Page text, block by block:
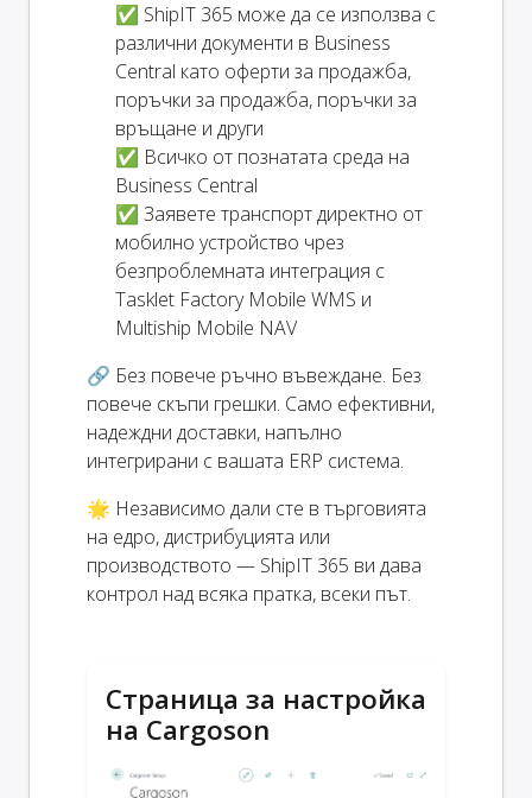
✅ ShipIT 365 може да се използва с
различни документи в Business
Central като оферти за продажба,
поръчки за продажба, поръчки за
връщане и други
✅ Всичко от познатата среда на
Business Central
✅ Заявете транспорт директно от
мобилно устройство чрез
безпроблемната интеграция с
Tasklet Factory Mobile WMS и
Multiship Mobile NAV
🔗 Без повече ръчно въвеждане. Без
повече скъпи грешки. Само ефективни,
надеждни доставки, напълно
интегрирани с вашата ERP система.
🌟 Независимо дали сте в търговията
на едро, дистрибуцията или
производството — ShipIT 365 ви дава
контрол над всяка пратка, всеки път.
Страница за настройка
на Cargoson